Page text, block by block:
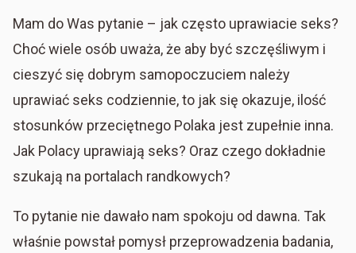
Mam do Was pytanie – jak często uprawiacie seks?
Choć wiele osób uważa, że aby być szczęśliwym i
cieszyć się dobrym samopoczuciem należy
uprawiać seks codziennie, to jak się okazuje, ilość
stosunków przeciętnego Polaka jest zupełnie inna.
Jak Polacy uprawiają seks? Oraz czego dokładnie
szukają na portalach randkowych?
To pytanie nie dawało nam spokoju od dawna. Tak
właśnie powstał pomysł przeprowadzenia badania,